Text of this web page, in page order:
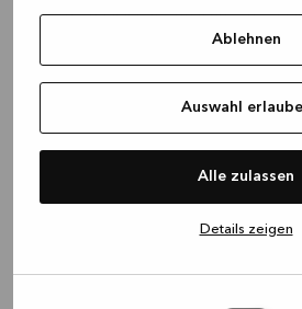
Ablehnen
Auswahl
Alle zulassen
Details zeigen
loadingwww.kvik.de (see the
information)